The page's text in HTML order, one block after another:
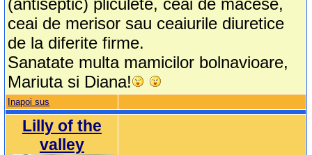
(antiseptic) pliculete, ceai de macese,
ceai de merisor sau ceaiurile diuretice
de la diferite firme.
Sanatate multa mamicilor bolnavioare,
Mariuta si Diana!
Inapoi sus
Lilly of the
valley